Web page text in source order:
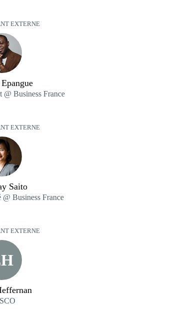
EXTERNE
@ Business France
EXTERNE
Saito
Business France
EXTERNE